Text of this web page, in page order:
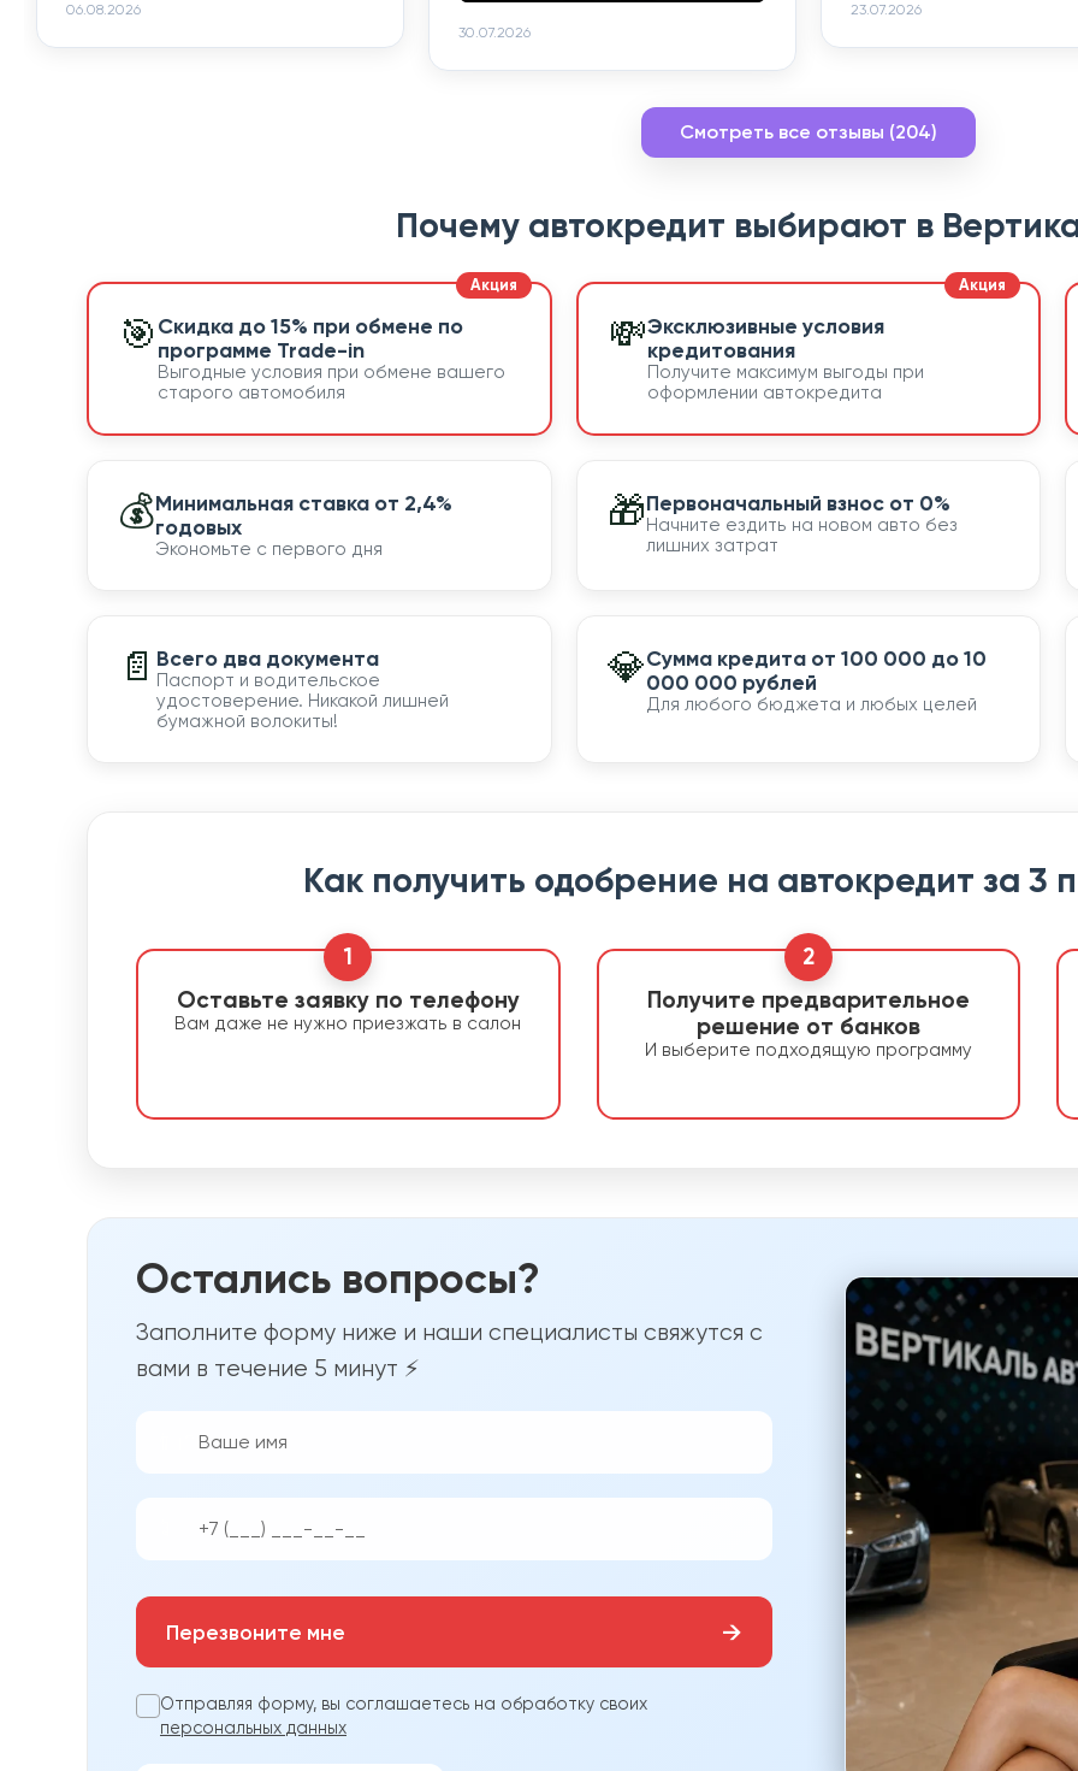
06.08.2026
30.07.2026
23.07.2026
Смотреть все отзывы (204)
Почему автокредит выбирают в
🎯 Скидка до 15% при обмене по
программе Trade-in
Выгодные условия при обмене вашего
старого автомобиля
💸Эксклюзивные условия
кредитования
Получите максимум выгоды при
оформлении автокредита
💰Минимальная ставка от 2,4%
годовых
Экономьте с первого дня
🎁Первоначальный взнос от 0%
Начните ездить на новом авто без
лишних затрат
📄 Всего два документа
Паспорт и водительское
удостоверение. Никакой лишней
бумажной волокиты!
💎Сумма кредита от 100 000 до 10
000 000 рублей
Для любого бюджета и любых целей
Как получить одобрение на автокредит за 3
1
Оставьте заявку по телефону
Вам даже не нужно приезжать в салон
2
Получите предварительное
решение от банков
И выберите подходящую программу
Остались вопросы?
Заполните форму ниже и наши специалисты свяжутся с
вами в течение 5 минут ⚡
Перезвоните мне →
Отправляя форму, вы соглашаетесь на обработку своих
персональных данных